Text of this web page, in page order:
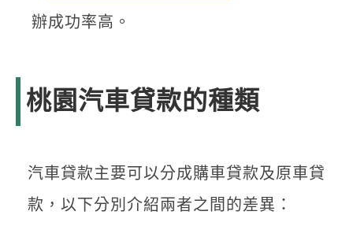
辦成功率高。
桃園汽車貸款的種類
汽車貸款主要可以分成購車貸款及原車貸
款，以下分別介紹兩者之間的差異：